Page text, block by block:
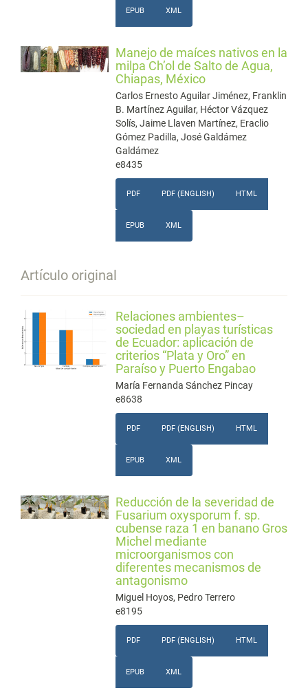
EPUB XML
Manejo de maíces nativos en la
milpa Ch’ol de Salto de Agua,
Chiapas, México
Carlos Ernesto Aguilar Jiménez, Franklin
B. Martínez Aguilar, Héctor Vázquez
Solís, Jaime Llaven Martínez, Eraclio
Gómez Padilla, José Galdámez
Galdámez
e8435
PDF PDF (ENGLISH) HTML
EPUB XML
Artículo original
Relaciones ambientes–
sociedad en playas turísticas
de Ecuador: aplicación de
criterios “Plata y Oro” en
Paraíso y Puerto Engabao
María Fernanda Sánchez Pincay
e8638
PDF PDF (ENGLISH) HTML
EPUB XML
Reducción de la severidad de
Fusarium oxysporum f. sp.
cubense raza 1 en banano Gros
Michel mediante
microorganismos con
diferentes mecanismos de
antagonismo
Miguel Hoyos, Pedro Terrero
e8195
PDF PDF (ENGLISH) HTML
EPUB XML